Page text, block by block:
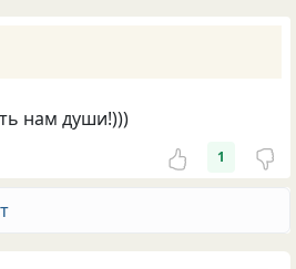
нам души!)))
1